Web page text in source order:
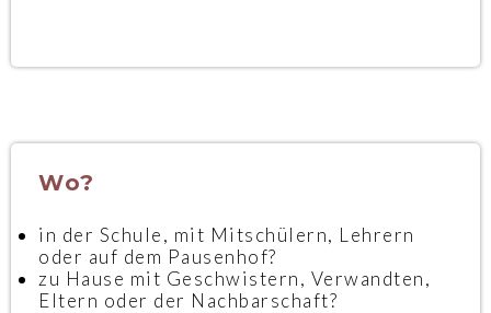
Wo?
in der Schule, mit Mitschülern, Lehrern
oder auf dem Pausenhof?
zu Hause mit Geschwistern, Verwandten,
Eltern oder der Nachbarschaft?